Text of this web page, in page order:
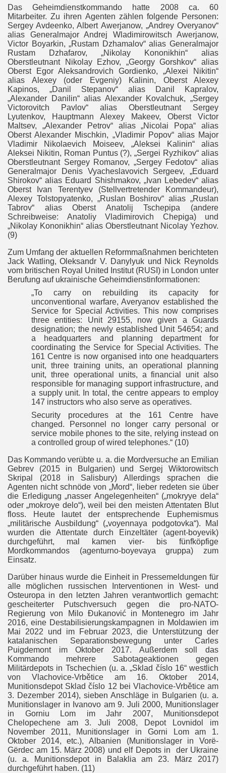
Das Geheimdienstkommando hatte 2008 ca. 60
Mitarbeiter. Zu ihren Agenten zählen folgende Personen:
Sergey Avdeenko, Albert Awerjanow, „Andrey Overyanov“
alias Generalmajor Andrej Wladimirowitsch Awerjanow,
Victor Boyarkin, „Rustam Dzhamalov“ alias Generalmajor
Rustam Dzhafarov, „Nikolay Kononikhin“ alias
Oberstleutnant Nikolay Ezhov, „Georgy Gorshkov“ alias
Oberst Egor Aleksandrovich Gordienko, „Alexei Nikitin“
alias Alexey (oder Evgeniy) Kalinin, Oberst Alexey
Kapinos, „Danil Stepanov“ alias Danil Kapralov,
„Alexander Danilin“ alias Alexander Kovalchuk, „Sergey
Victorovitch Pavlov“ alias Oberstleutnant Sergey
Lyutenkov, Hauptmann Alexey Makeev, Oberst Victor
Maltsev, „Alexander Petrov“ alias „Nicolai Popa“ alias
Oberst Alexander Mischkin, „Vladimir Popov“ alias Major
Vladimir Nikolaevich Moiseev, „Aleksei Kalinin“ alias
Aleksei Nikitin, Roman Puntus (?), „Sergei Ryzhikov“ alias
Oberstleutnant Sergey Romanov, „Sergey Fedotov“ alias
Generalmajor Denis Vyacheslavovich Sergeev, „Eduard
Shirokov“ alias Eduard Shishmakov, „Ivan Lebedev“ alias
Oberst Ivan Terentyev (Stellvertretender Kommandeur),
Alexey Tolstopyatenko, „Ruslan Boshirov“ alias „Ruslan
Tabrov“ alias Oberst Anatolij Tschepipa (andere
Schreibweise: Anatoliy Vladimirovich Chepiga) und
„Nikolay Kononikhin“ alias Oberstleutnant Nicolay Yezhov.
(9)
Zum Umfang der aktuellen Reformmaßnahmen berichteten
Jack Watling, Oleksandr V. Danylyuk und Nick Reynolds
vom britischen Royal United Institut (RUSI) in London unter
Berufung auf ukrainische Geheimdienstinformationen:
„To carry on rebuilding its capacity for
unconventional warfare, Averyanov established the
Service for Special Activities. This now comprises
three entities: Unit 29155, now given a Guards
designation; the newly established Unit 54654; and
a headquarters and planning department for
coordinating the Service for Special Activities. The
161 Centre is now organised into one headquarters
unit, three training units, an operational planning
unit, three operational units, a financial unit also
responsible for managing support infrastructure, and
a supply unit. In total, the centre appears to employ
147 instructors who also serve as operatives.
Security procedures at the 161 Centre have
changed. Personnel no longer carry personal or
service mobile phones to the site, relying instead on
a controlled group of wired telephones.“ (10)
Das Kommando verübte u. a. die Mordversuche an Emilian
Gebrev (2015 in Bulgarien) und Sergej Wiktorowitsch
Skripal (2018 in Salisbury) Allerdings sprachen die
Agenten nicht schnöde von „Mord“, lieber redeten sie über
die Erledigung „nasser Angelegenheiten“ („mokryye dela“
oder „mokroye delo“), weil bei den meisten Attentaten Blut
floss. Heute lautet der entsprechende Euphemismus
„militärische Ausbildung“ („voyennaya podgotovka“). Mal
wurden die Attentate durch Einzeltäter (agent-boyevik)
durchgeführt, mal kamen vier- bis fünfköpfige
Mordkommandos (agenturno-boyevaya gruppa) zum
Einsatz.
Darüber hinaus wurde die Einheit in Pressemeldungen für
alle möglichen russischen Interventionen in West- und
Osteuropa in den letzten Jahren verantwortlich gemacht:
gescheiterter Putschversuch gegen die pro-NATO-
Regierung von Milo Đukanović in Montenegro im Jahr
2016, eine Destabilisierungskampagnen in Moldawien im
Mai 2022 und im Februar 2023, die Unterstützung der
katalanischen Separationsbewegung unter Carles
Puigdemont im Oktober 2017. Außerdem soll das
Kommando mehrere Sabotageaktionen gegen
Militärdepots in Tschechien (u. a. „Sklad číslo 16“ westlich
von Vlachovice-Vrbětice am 16. Oktober 2014,
Munitionsdepot Sklad číslo 12 bei Vlachovice-Vrbětice am
3. Dezember 2014), sieben Anschläge in Bulgarien (u. a.
Munitionslager in Ivanovo am 9. Juli 2000, Munitionslager
in Gorniu Lom im Jahr 2007, Munitionsdepot
Chelopechene am 3. Juli 2008, Depot Lovnidol im
November 2011, Munitionslager in Gorni Lom am 1.
Oktober 2014, etc.), Albanien (Munitionslager in Vorë-
Gërdec am 15. März 2008) und elf Depots in der Ukraine
(u. a. Munitionsdepot in Balaklia am 23. März 2017)
durchgeführt haben. (11)